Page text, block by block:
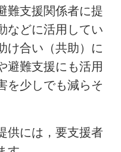
難支援関係者に提
などに活用してい
け合い（共助）に
避難支援にも活用
を少しでも減らそ
供には，要支援者